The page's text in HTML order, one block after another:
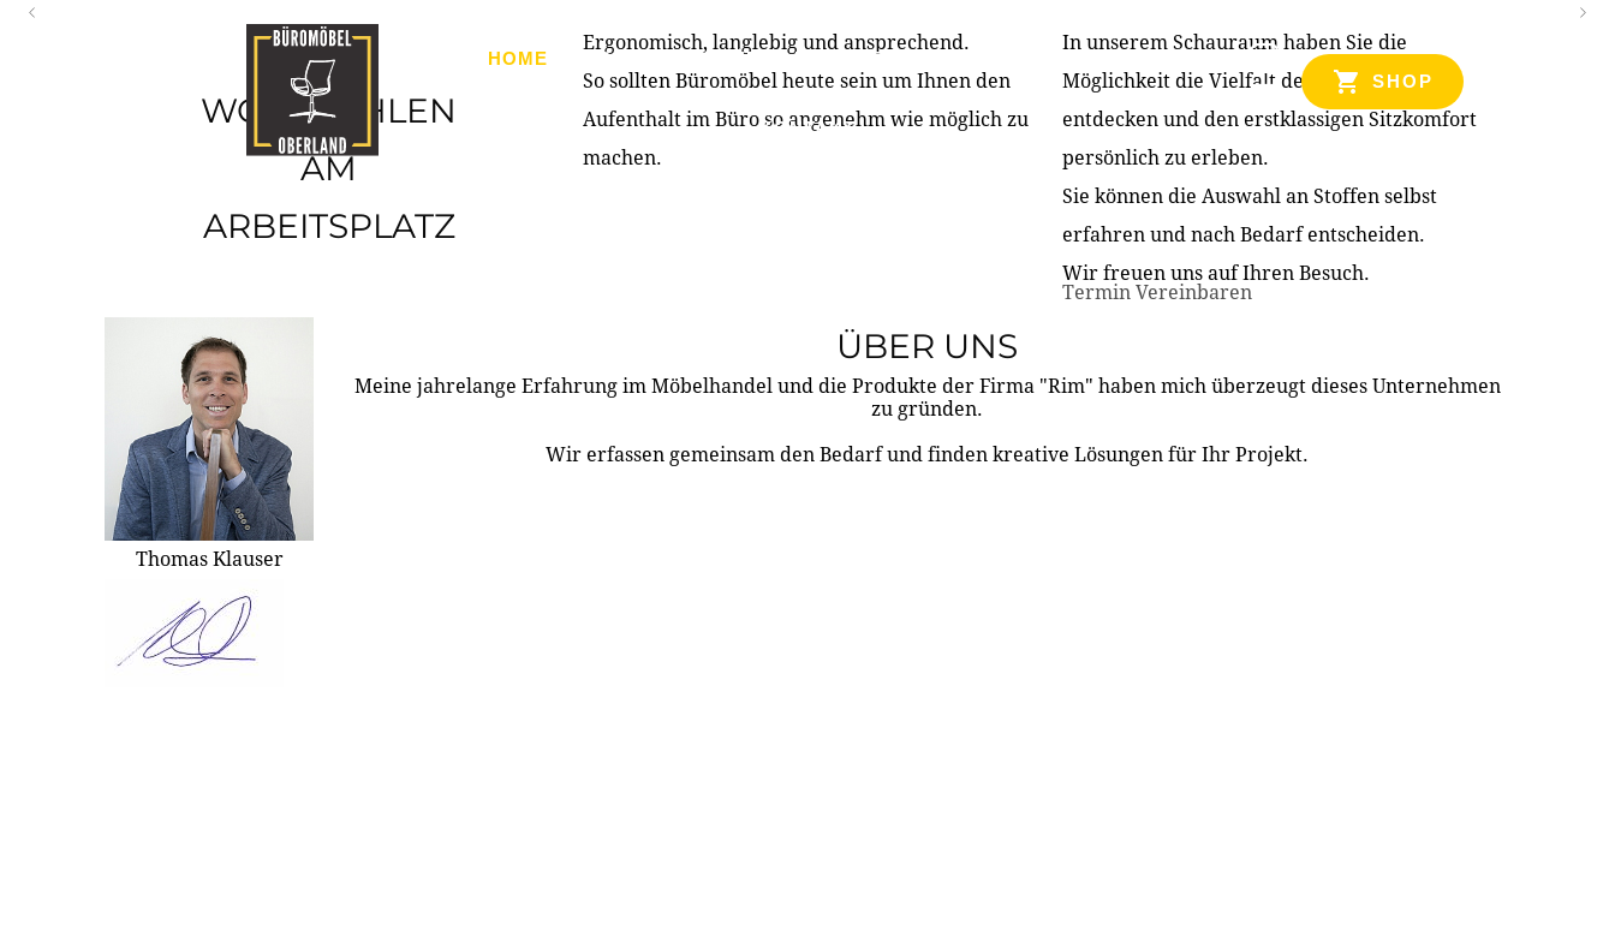
HOME PRODUKTE ÜBER UNS PARTNER & REFERENZEN
KONTAKT
SHOP
WOHLFÜHLEN
AM
ARBEITSPLATZ
Ergonomisch, langlebig und ansprechend.
So sollten Büromöbel heute sein um Ihnen den
Aufenthalt im Büro so angenehm wie möglich zu
machen.
In unserem Schauraum haben Sie die
Möglichkeit die Vielfalt der Produkte zu
entdecken und den erstklassigen Sitzkomfort
persönlich zu erleben.
Sie können die Auswahl an Stoffen selbst
erfahren und nach Bedarf entscheiden.
Wir freuen uns auf Ihren Besuch.
Termin Vereinbaren
Thomas Klauser
ÜBER UNS
Meine jahrelange Erfahrung im Möbelhandel und die Produkte der Firma "Rim" haben mich überzeugt dieses Unternehmen
zu gründen.
Wir erfassen gemeinsam den Bedarf und finden kreative Lösungen für Ihr Projekt.